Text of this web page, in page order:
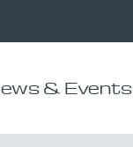
& Events